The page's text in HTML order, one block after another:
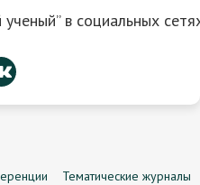
в социальных
Тематические журналы